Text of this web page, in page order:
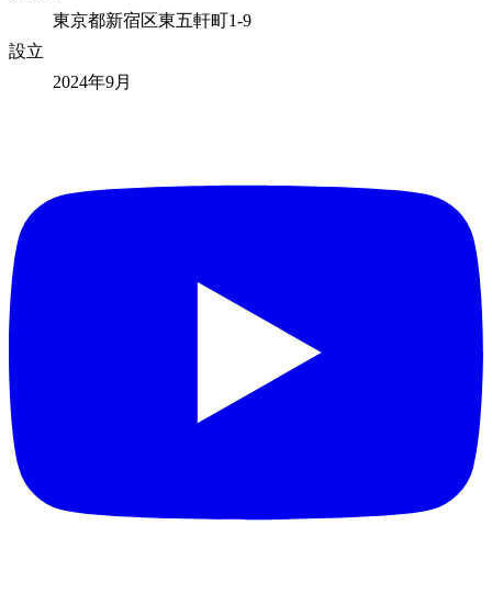
東京都新宿区東五軒町1-9
設立
2024年9月